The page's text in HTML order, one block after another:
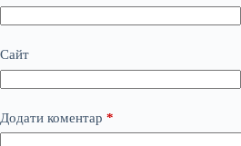
Сайт
Додати коментар *